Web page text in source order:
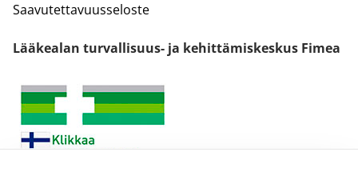
Saavutettavuusseloste
Lääkealan turvallisuus- ja kehittämiskeskus Fimea